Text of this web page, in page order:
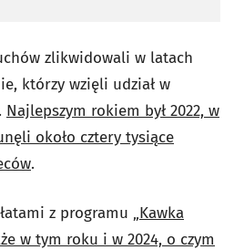
zlikwidowali w latach
którzy wzięli udział w
Najlepszym rokiem był 2022, w
około cztery tysiące
.
z programu „Kawka
w tym roku i w 2024, o czym